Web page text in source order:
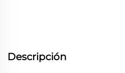
Descripción